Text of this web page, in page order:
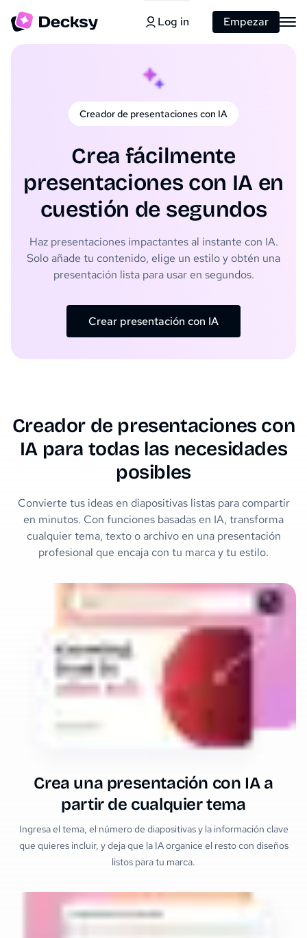
Log in Empezar
Creador de presentaciones con IA
Crea fácilmente
presentaciones con IA en
cuestión de segundos
Haz presentaciones impactantes al instante con IA.
Solo añade tu contenido, elige un estilo y obtén una
presentación lista para usar en segundos.
Crear presentación con IA
Creador de presentaciones con
IA para todas las necesidades
posibles
Convierte tus ideas en diapositivas listas para compartir
en minutos. Con funciones basadas en IA, transforma
cualquier tema, texto o archivo en una presentación
profesional que encaja con tu marca y tu estilo.
Crea una presentación con IA a
partir de cualquier tema
Ingresa el tema, el número de diapositivas y la información clave
que quieres incluir, y deja que la IA organice el resto con diseños
listos para tu marca.